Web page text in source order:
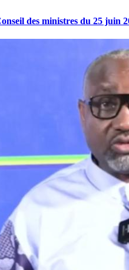
des ministres du 25 juin